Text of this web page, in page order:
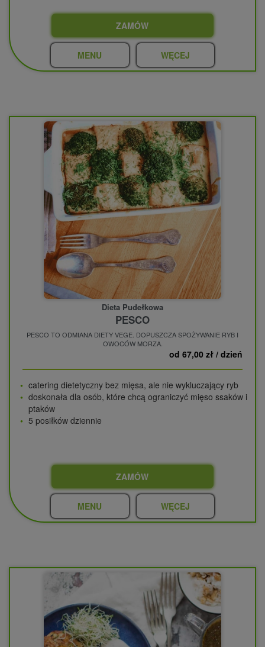
ZAMÓW
MENU WĘCEJ
Dieta Pudełkowa
PESCO
PESCO TO ODMIANA DIETY VEGE. DOPUSZCZA SPOŻYWANIE RYB I
OWOCÓW MORZA.
od 67,00 zł / dzień
catering dietetyczny bez mięsa, ale nie wykluczający ryb
doskonała dla osób, które chcą ograniczyć mięso ssaków i
ptaków
5 posiłków dziennie
ZAMÓW
MENU WĘCEJ